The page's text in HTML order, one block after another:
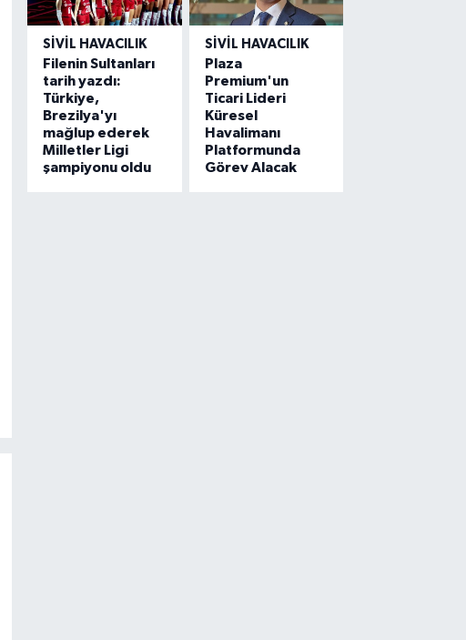
SIVIL HAVACILIK
Filenin Sultanları
tarih yazdı:
Türkiye,
Brezilya'yı
mağlup ederek
Milletler Ligi
şampiyonu oldu
SIVIL HAVACILIK
Plaza
Premium'un
Ticari Lideri
Küresel
Havalimanı
Platformunda
Görev Alacak